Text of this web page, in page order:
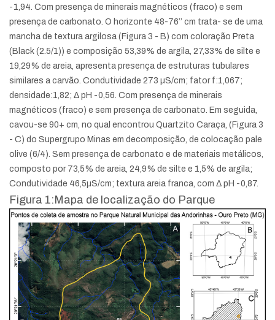
-1,94. Com presença de minerais magnéticos (fraco) e sem
presença de carbonato. O horizonte 48-76’’ cm trata- se de uma
mancha de textura argilosa (Figura 3 - B) com coloração Preta
(Black (2.5/1)) e composição 53,39% de argila, 27,33% de silte e
19,29% de areia, apresenta presença de estruturas tubulares
similares a carvão. Condutividade 273 µS/cm; fator f:1,067;
densidade:1,82; Δ pH -0,56. Com presença de minerais
magnéticos (fraco) e sem presença de carbonato. Em seguida,
cavou-se 90+ cm, no qual encontrou Quartzito Caraça, (Figura 3
- C) do Supergrupo Minas em decomposição, de colocação pale
olive (6/4). Sem presença de carbonato e de materiais metálicos,
composto por 73,5% de areia, 24,9% de silte e 1,5% de argila;
Condutividade 46,5µS/cm; textura areia franca, com Δ pH -0,87.
Figura 1:Mapa de localização do Parque